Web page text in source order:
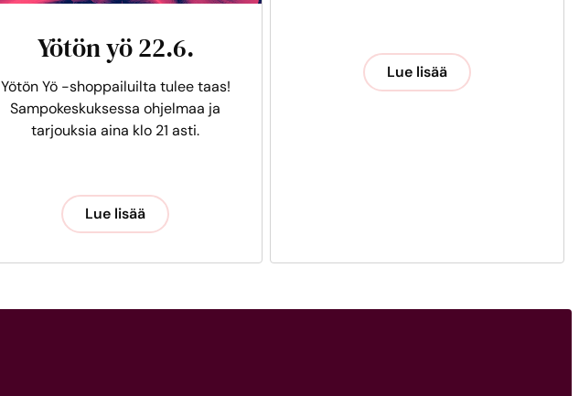
Yötön yö 22.6.
Yötön Yö -shoppailuilta tulee taas!
Sampokeskuksessa ohjelmaa ja
tarjouksia aina klo 21 asti.
Lue lisää
Lue lisää